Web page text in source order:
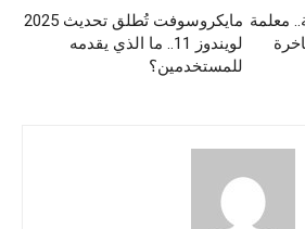
مايكروسوفت تُطلق تحديث 2025
لويندوز 11.. ما الذي يقدمه
للمستخدمين؟
معلمة